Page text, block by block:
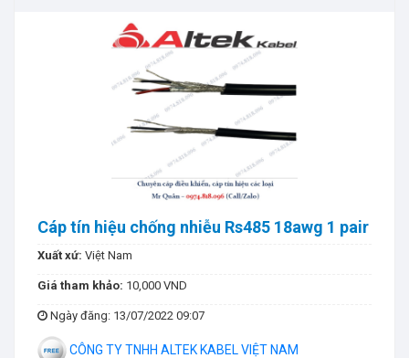
Cáp tín hiệu chống nhiễu Rs485 18awg 1 pair
Xuất xứ: Việt Nam
Giá tham khảo: 10,000 VND
Ngày đăng: 13/07/2022 09:07
CÔNG TY TNHH ALTEK KABEL VIỆT NAM